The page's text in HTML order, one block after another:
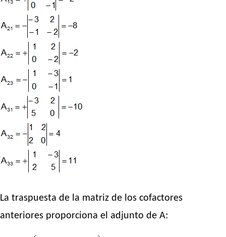
La traspuesta de la matriz de los cofactores
anteriores proporciona el adjunto de A: